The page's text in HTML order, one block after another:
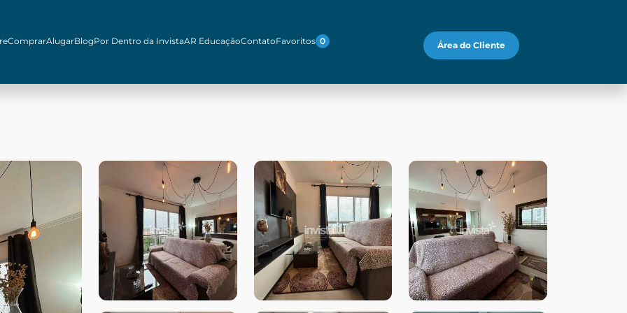
ComprarAlugarBlogPor Dentro da InvistaAR EducaçãoContatoFavoritos 0 Área do Cliente